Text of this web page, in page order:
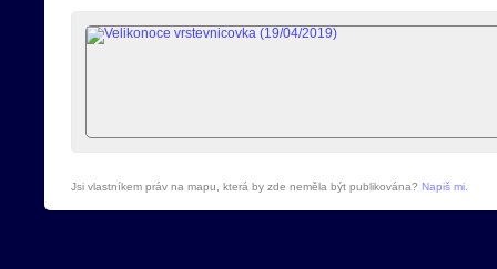
Jsi vlastníkem práv na mapu, která by zde neměla být publikována? Napiš mi.